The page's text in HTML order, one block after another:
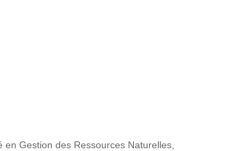
Gestion des Ressources Naturelles,